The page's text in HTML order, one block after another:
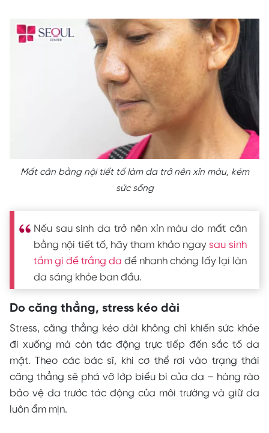
Mất cân bằng nội tiết tố làm da trở nên xỉn màu, kém
sức sống
Nếu sau sinh da trở nên xỉn màu do mất cân
bằng nội tiết tố, hãy tham khảo ngaysau sinh
tắm gì để trắng da để nhanh chóng lấy lại làn
da sáng khỏe ban đầu.
Do căng thẳng, stress kéo dài
Stress, căng thẳng kéo dài không chỉ khiến sức khỏe
đi xuống mà còn tác động trực tiếp đến sắc tố da
mặt. Theo các bác sĩ, khi cơ thể rơi vào trạng thái
căng thẳng sẽ phá vỡ lớp biểu bì của da – hàng rào
bảo vệ da trước tác động của môi trường và giữ da
luôn ẩm mịn.